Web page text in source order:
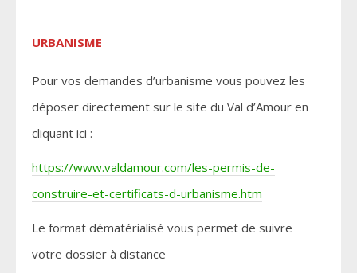
URBANISME
Pour vos demandes d’urbanisme vous pouvez les
déposer directement sur le site du Val d’Amour en
cliquant ici :
https://www.valdamour.com/les-permis-de-
construire-et-certificats-d-urbanisme.htm
Le format dématérialisé vous permet de suivre
votre dossier à distance